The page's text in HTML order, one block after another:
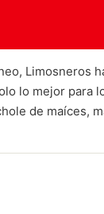
lo mejor
de